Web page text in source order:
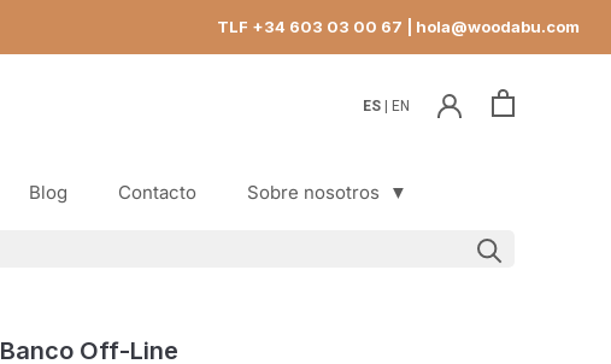
TLF +34 603 03 00 67 | hola@woodabu.com
Blog
Contacto
Sobre nosotros ▼
ES EN
Banco Off-Line